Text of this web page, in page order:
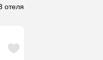
отеля